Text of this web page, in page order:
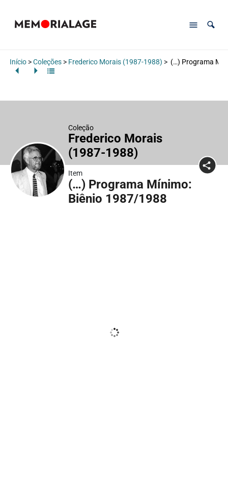
Início>Coleções> Frederico Morais (1987-1988) > (…) Programa
Coleção
Frederico Morais
(1987-1988)
Item
(…) Programa Mínimo:
Biênio 1987/1988